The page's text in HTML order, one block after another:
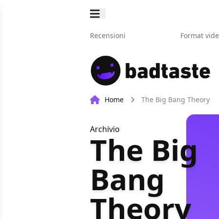
Recensioni Format
Home The Big Bang Theory
Archivio
The Big
Bang
Theory